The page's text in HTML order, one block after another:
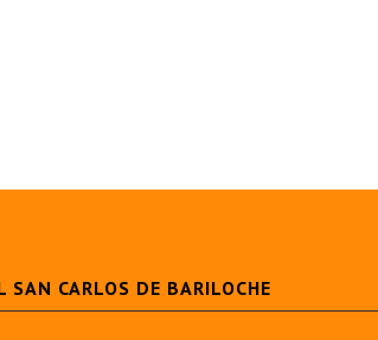
SAN CARLOS DE BARILOCHE